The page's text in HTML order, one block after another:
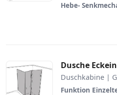
Hebe-
Dusche
Duschkabine |
Funktion